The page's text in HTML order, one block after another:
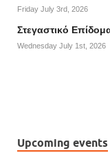
Friday July 3rd, 2026
Στεγαστικό
Wednesday July 1st, 2026
Upcoming events